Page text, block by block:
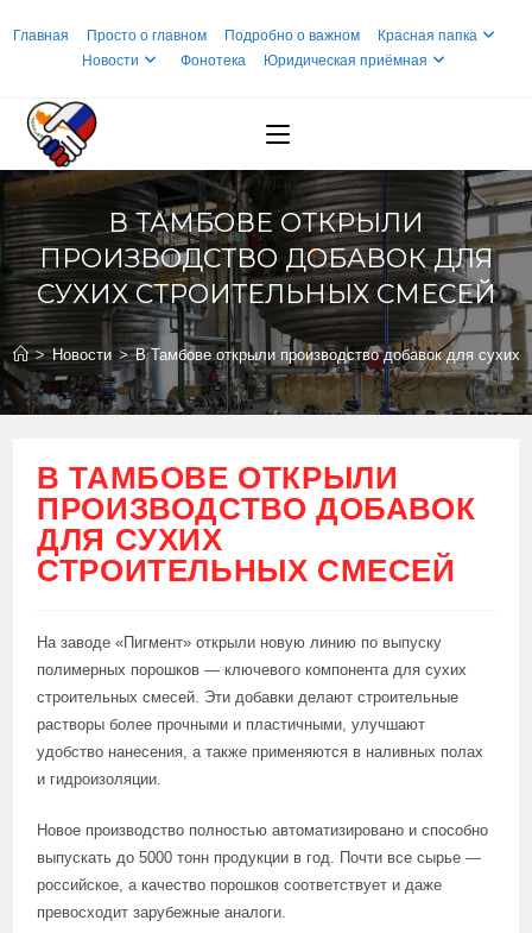
Главная Просто о главном Подробно о важном
Красная папка
Новости
Фонотека Юридическая приёмная
В ТАМБОВЕ ОТКРЫЛИ
ПРОИЗВОДСТВО ДОБАВОК ДЛЯ
СУХИХ СТРОИТЕЛЬНЫХ СМЕСЕЙ
> Новости > В Тамбове открыли производство добавок для сухих
В ТАМБОВЕ ОТКРЫЛИ
ПРОИЗВОДСТВО ДОБАВОК
ДЛЯ СУХИХ
СТРОИТЕЛЬНЫХ СМЕСЕЙ
На заводе «Пигмент» открыли новую линию по выпуску
полимерных порошков — ключевого компонента для сухих
строительных смесей. Эти добавки делают строительные
растворы более прочными и пластичными, улучшают
удобство нанесения, а также применяются в наливных полах
и гидроизоляции.
Новое производство полностью автоматизировано и способно
выпускать до 5000 тонн продукции в год. Почти все сырье —
российское, а качество порошков соответствует и даже
превосходит зарубежные аналоги.